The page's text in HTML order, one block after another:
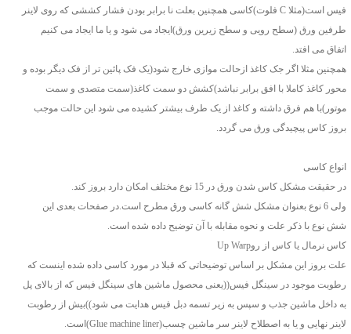
فیس است(مثلا C فلوت)کاسی همچنین بعلت نا برابر بودن فشار کششی که روی لاینر
طرفین ورق (سطح رویی و سطح زیرین ورق)ایجاد می شود و یا ما ایجاد می کنیم
اتفاق می افتد.
همچنین مثلا اگر جک کاغذ ازحالت موازی خارج شود(یک فک پائین تر از فک دیگر بوده و
محور کاغذ کاملا با افق برابر نباشد)کشش دو سمت کاغذ(سمت متصدی و سمت
موتور)با هم فرق داشته و کاغذ از یک طرف بیشتر کشیده می شود این حالت موجب
بروز کاس پیچیدگی ورق می گردد.
انواع کاسی
در حقیقت مشکل کاس شدن ورق در 15 نوع مختلف امکان دارد بروز کند.
ولی 6 نوع بعنوان مشکل شش گانه کاسی ورق مطرح است.در صفحات بعدی این
شش نوع با ذکر علت و نحوه مقابله با آن توضیح داده شده است.
کاس نرمال یا کاس از روUp Warp
علت بروز این مشکل بر اساس توضیحاتی که قبلا در مورد کاسی داده شده اینست که
رطوبت موجود در سینگل فیس((یعنی محصول ماشین های سینگل فیس که از بالای پل
به داخل ماشین جذب و سپس به زیر تسمه دبل فیس هدایت می شود))بیش از رطوبت
لاینر نهایی و یا به اصطلاح لاینر سر ماشین چسب(Glue machine liner)است.